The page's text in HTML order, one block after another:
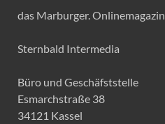
das Marburger. Onlinemagazin
Sternbald Intermedia
Büro und Geschäfststelle
Esmarchstraße 38
34121 Kassel